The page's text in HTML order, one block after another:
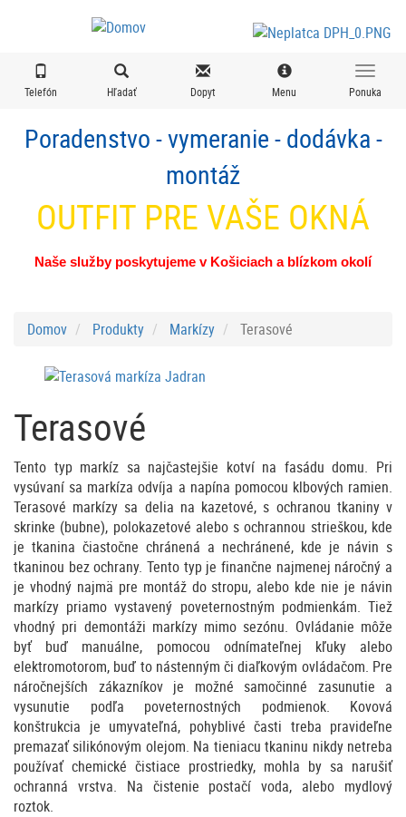
Telefón Hľadať Dopyt Menu Ponuka
Poradenstvo - vymeranie - dodávka -
montáž
OUTFIT PRE VAŠE OKNÁ
Naše služby poskytujeme v Košiciach a blízkom okolí
Domov Produkty Markízy Terasové
Terasové
Tento typ markíz sa najčastejšie kotví na fasádu domu. Pri
vysúvaní sa markíza odvíja a napína pomocou klbových ramien.
Terasové markízy sa delia na kazetové, s ochranou tkaniny v
skrinke (bubne), polokazetové alebo s ochrannou strieškou, kde
je tkanina čiastočne chránená a nechránené, kde je návin s
tkaninou bez ochrany. Tento typ je finančne najmenej náročný a
je vhodný najmä pre montáž do stropu, alebo kde nie je návin
markízy priamo vystavený poveternostným podmienkám. Tiež
vhodný pri demontáži markízy mimo sezónu. Ovládanie môže
byť buď manuálne, pomocou odnímateľnej kľuky alebo
elektromotorom, buď to nástenným či diaľkovým ovládačom. Pre
náročnejších zákazníkov je možné samočinné zasunutie a
vysunutie podľa poveternostných podmienok. Kovová
konštrukcia je umyvateľná, pohyblivé časti treba pravideľne
premazať silikónovým olejom. Na tieniacu tkaninu nikdy netreba
používať chemické čistiace prostriedky, mohla by sa narušiť
ochranná vrstva. Na čistenie postačí voda, alebo mydlový
roztok.